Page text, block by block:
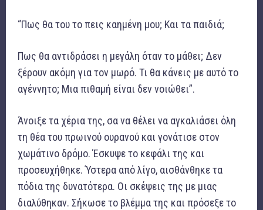
“Πως θα του το πεις καημένη μου; Και τα παιδιά;
Πως θα αντιδράσει η μεγάλη όταν το μάθει; Δεν
ξέρουν ακόμη για τον μωρό. Τι θα κάνεις με αυτό το
αγέννητο; Μια πιθαμή είναι δεν νοιώθει”.
Άνοιξε τα χέρια της, σα να θέλει να αγκαλιάσει όλη
τη θέα του πρωινού ουρανού και γονάτισε στον
χωμάτινο δρόμο. Έσκυψε το κεφάλι της και
προσευχήθηκε. Ύστερα από λίγο, αισθάνθηκε τα
πόδια της δυνατότερα. Οι σκέψεις της με μιας
διαλύθηκαν. Σήκωσε το βλέμμα της και πρόσεξε το